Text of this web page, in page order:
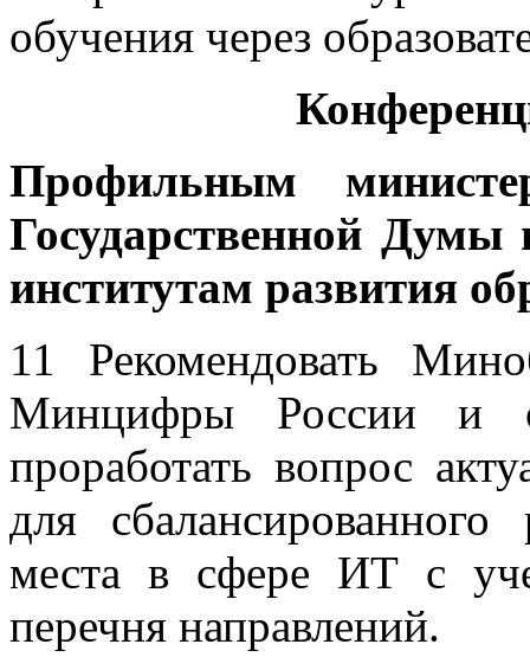
обучения через
Профильным
Государственной
институтам развития
11 Рекомендовать
Минцифры России и
проработать вопрос
для
места в сфере ИТ с
перечня направлений.